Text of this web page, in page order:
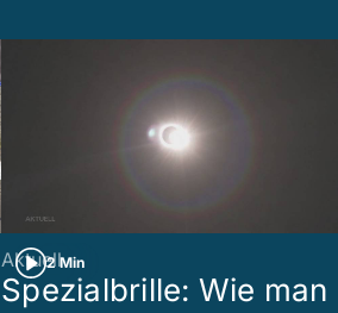
2 Min
Aktuell
Spezialbrille: Wie man